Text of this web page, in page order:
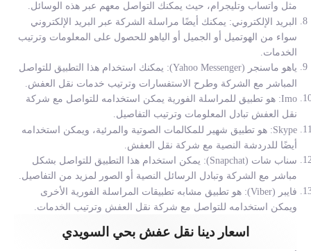
مثل واتساب وتليجرام، حيث يمكنك التواصل معهم عبر هذه الوسائل.
البريد الإلكتروني: يمكنك أيضًا مراسلة الشركة عبر البريد الإلكتروني
سواء من الهوتميل أو الجميل أو الياهو للحصول على المعلومات وترتيب
الخدمات.
ياهو ماسنجر (Yahoo Messenger): يمكنك استخدام هذا التطبيق للتواصل
المباشر مع الشركة وطرح الاستفسارات وترتيب خدمات نقل العفش.
Imo: هو تطبيق للمراسلة الفورية يمكن استخدامه للتواصل مع شركة
نقل العفش تبادل المعلومات وترتيب التفاصيل.
Skype: هو تطبيق شهير للمكالمات الصوتية والمرئية، ويمكن استخدامه
أيضًا للدردشة النصية مع شركة نقل العفش.
سناب شات (Snapchat): يمكن استخدام هذا التطبيق للتواصل بشكل
مباشر مع الشركة وتبادل الرسائل النصية أو الصور لمزيد من التفاصيل.
فايبر (Viber): هو تطبيق مشابه تطبيقات المراسلة الفورية الأخرى
ويمكن استخدامه للتواصل مع شركة نقل العفش وترتيب الخدمات.
اسعار دينا نقل عفش بحي السويدي